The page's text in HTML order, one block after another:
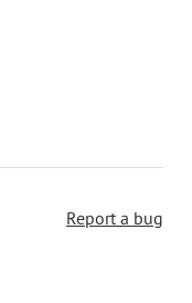
Report a bug